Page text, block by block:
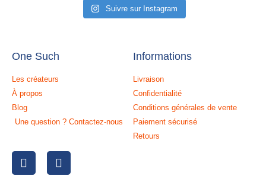
Suivre sur Instagram
One Such
Les créateurs
À propos
Blog
Une question ? Contactez-nous
Informations
Livraison
Confidentialité
Conditions générales de vente
Paiement sécurisé
Retours